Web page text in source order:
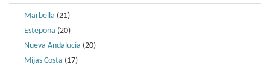
Marbella (21)
Estepona (20)
Nueva Andalucia (20)
Mijas Costa (17)